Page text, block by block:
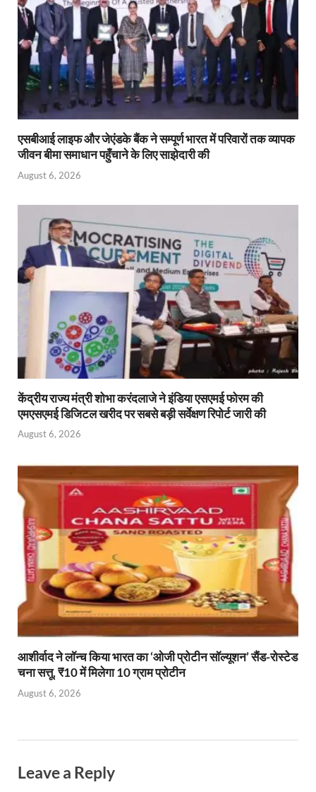
y
एसबीआई लाइफ और जेएंडके बैंक ने सम्पूर्ण भारत में परिवारों तक व्यापक
जीवन बीमा समाधान पहुँचाने के लिए साझेदारी की
August 6, 2026
केंद्रीय राज्य मंत्री शोभा करंदलाजे ने इंडिया एसएमई फोरम की
एमएसएमई डिजिटल खरीद पर सबसे बड़ी सर्वेक्षण रिपोर्ट जारी की
August 6, 2026
आशीर्वाद ने लॉन्च किया भारत का ‘ओजी प्रोटीन सॉल्यूशन’ सैंड-रोस्टेड
चना सत्तू, ₹10 में मिलेगा 10 ग्राम प्रोटीन
August 6, 2026
Leave a Reply